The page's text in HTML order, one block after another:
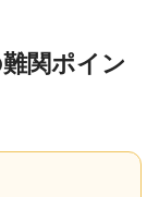
関ポイン